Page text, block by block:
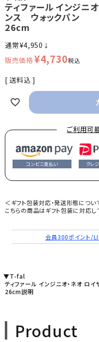
ティファール インジニ
ンス ウォックパン
26cm
¥4,950 ↓
¥4,730税込
送料込
ご利用可
コンビニ支払い クレ
＜ギフト包装対応・発送形態につい
こちらの商品はギフト包装に対応し
会員300ポイント/
▼T-fal
ティファール インジニオ・ネオ ロ
26cm説明
Product